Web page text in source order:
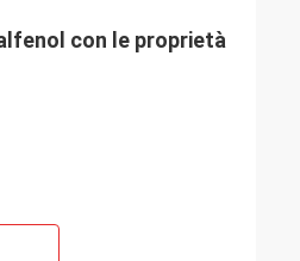
con le proprietà